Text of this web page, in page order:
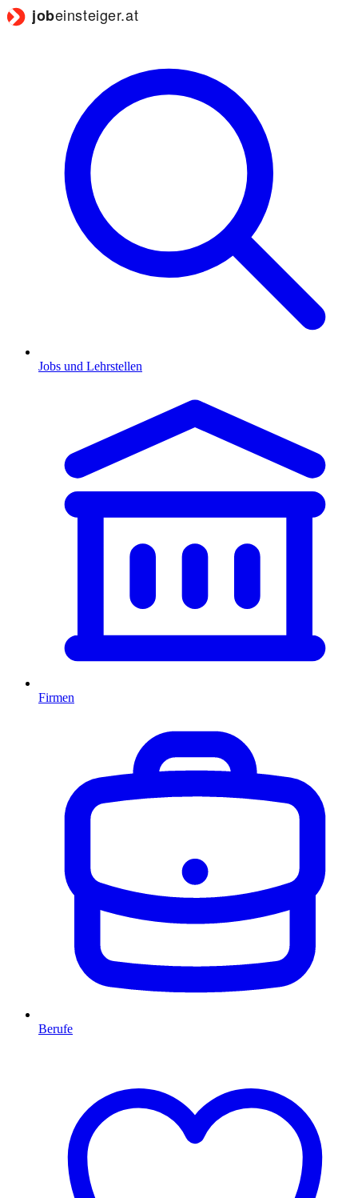
Jobs und Lehrstellen
Firmen
Berufe